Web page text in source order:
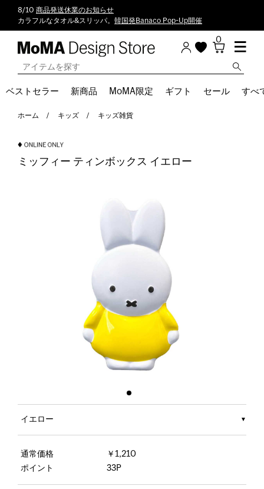
8/10 商品発送休業のお知らせ
カラフルなタオル&スリッパ。 韓国発Banaco Pop-Up開催
0
ベストセラー 新商品 MoMA限定 ギフト セール すべ
ホーム キッズ キッズ雑貨
ミッフィー ティンボックス イエロー
イエロー
通常価格
￥1,210
ポイント
33P